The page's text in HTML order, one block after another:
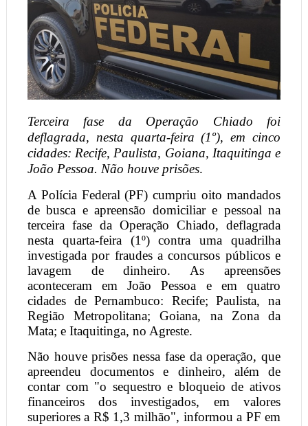
Terceira fase da Operação Chiado foi
deflagrada, nesta quarta-feira (1º), em cinco
cidades: Recife, Paulista, Goiana, Itaquitinga e
João Pessoa. Não houve prisões.
A Polícia Federal (PF) cumpriu oito mandados
de busca e apreensão domiciliar e pessoal na
terceira fase da Operação Chiado, deflagrada
nesta quarta-feira (1º) contra uma quadrilha
investigada por fraudes a concursos públicos e
lavagem de dinheiro. As apreensões
aconteceram em João Pessoa e em quatro
cidades de Pernambuco: Recife; Paulista, na
Região Metropolitana; Goiana, na Zona da
Mata; e Itaquitinga, no Agreste.
Não houve prisões nessa fase da operação, que
apreendeu documentos e dinheiro, além de
contar com "o sequestro e bloqueio de ativos
financeiros dos investigados, em valores
superiores a R$ 1,3 milhão", informou a PF em